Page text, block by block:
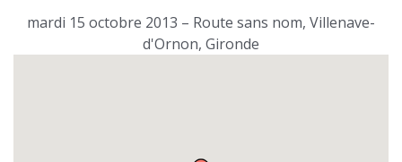
mardi 15 octobre 2013 – Route sans nom, Villenave-
d'Ornon, Gironde